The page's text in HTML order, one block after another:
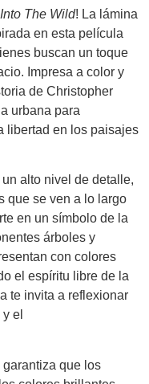
Into The Wild! La lámina
en esta película
buscan un toque
Impresa a color y
de Christopher
urbana para
libertad en los paisajes
alto nivel de detalle,
que se ven a lo largo
en un símbolo de la
árboles y
con colores
el espíritu libre de la
te invita a reflexionar
el
que los